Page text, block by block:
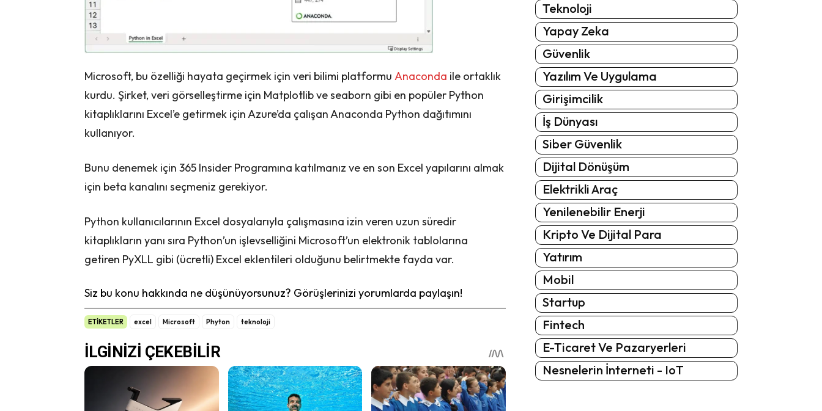
Microsoft, bu özelliği hayata geçirmek için veri bilimi platformu Anaconda ile ortaklık
kurdu. Şirket, veri görselleştirme için Matplotlib ve seaborn gibi en popüler Python
kitaplıklarını Excel’e getirmek için Azure’da çalışan Anaconda Python dağıtımını
kullanıyor.
Bunu denemek için 365 Insider Programına katılmanız ve en son Excel yapılarını almak
için beta kanalını seçmeniz gerekiyor.
Python kullanıcılarının Excel dosyalarıyla çalışmasına izin veren uzun süredir
kitaplıkların yanı sıra Python’un işlevselliğini Microsoft’un elektronik tablolarına
getiren PyXLL gibi (ücretli) Excel eklentileri olduğunu belirtmekte fayda var.
Siz bu konu hakkında ne düşünüyorsunuz? Görüşlerinizi yorumlarda paylaşın!
ETİKETLER excel Microsoft Phyton teknoloji
Teknoloji
Yapay Zeka
Güvenlik
Yazılım Ve Uygulama
Girişimcilik
İş Dünyası
Siber Güvenlik
Dijital Dönüşüm
Elektrikli Araç
Yenilenebilir Enerji
Kripto Ve Dijital Para
Yatırım
Mobil
Startup
Fintech
E-Ticaret Ve Pazaryerleri
Nesnelerin İnterneti - IoT